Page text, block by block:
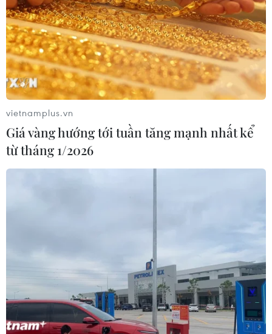
25/05/2021 10:31
Từ 27/4 đến nay, trong tổng số 2.405 ca dương tính với
SARS-CoV-2 trong cộng đồng thì có gần 1.100 ca là
người lao động và hàng chục vạn trường hợp F1, F2 là
công nhân, viên chức, lao động.
vietnamplus.vn
Giá vàng hướng tới tuần tăng mạnh nhất kể
từ tháng 1/2026